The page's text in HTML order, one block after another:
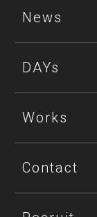
News
DAYs
Works
Contact